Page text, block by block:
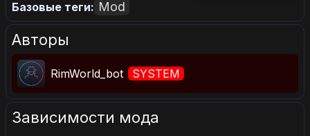
Базовые теги: Mod
Авторы
RimWorld_bot SYSTEM
Зависимости мода